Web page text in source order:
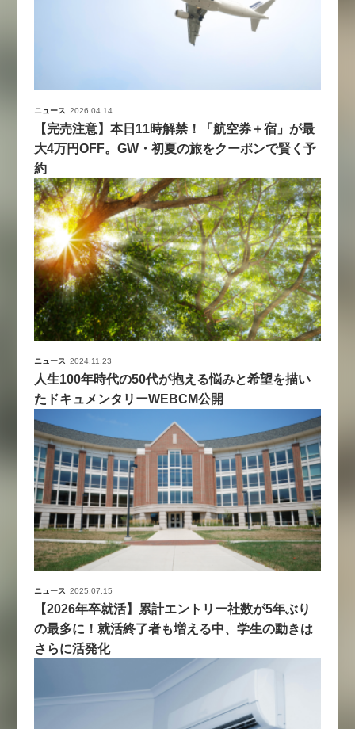
ニュース 2026.04.14
【完売注意】本日11時解禁！「航空券＋宿」が最
大4万円OFF。GW・初夏の旅をクーポンで賢く予
約
ニュース 2024.11.23
人生100年時代の50代が抱える悩みと希望を描い
たドキュメンタリーWEBCM公開
ニュース 2025.07.15
【2026年卒就活】累計エントリー社数が5年ぶり
の最多に！就活終了者も増える中、学生の動きは
さらに活発化